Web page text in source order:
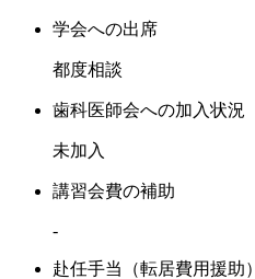
学会への出席
都度相談
歯科医師会への加入状況
未加入
講習会費の補助
-
赴任手当（転居費用援助）